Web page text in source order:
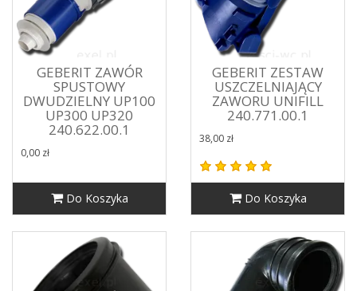
GEBERIT ZAWÓR
SPUSTOWY
DWUDZIELNY UP100
UP300 UP320
240.622.00.1
0,00 zł
Do Koszyka
GEBERIT ZESTAW
USZCZELNIAJĄCY
ZAWORU UNIFILL
240.771.00.1
38,00 zł
Do Koszyka